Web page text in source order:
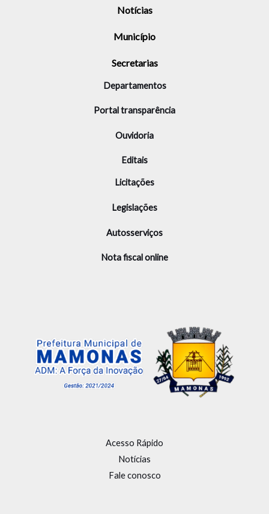
Notícias
Município
Secretarias
Departamentos
Portal transparência
Ouvidoria
Editais
Licitações
Legislações
Autosserviços
Nota fiscal online
Acesso Rápido
Notícias
Fale conosco